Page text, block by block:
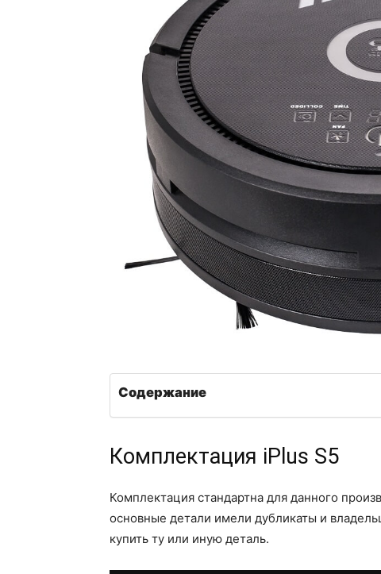
Содержание
Комплектация iPlus S5
Комплектация стандартна для данного
основные детали имели дубликаты и
купить ту или иную деталь.